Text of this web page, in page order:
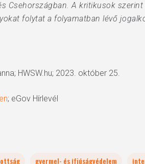
Csehországban. A kritikusok
folytat a folyamatban lévő
HWSW.hu; 2023. október 25.
; eGov Hírlevél
gyermel- és ifjúságvédelem